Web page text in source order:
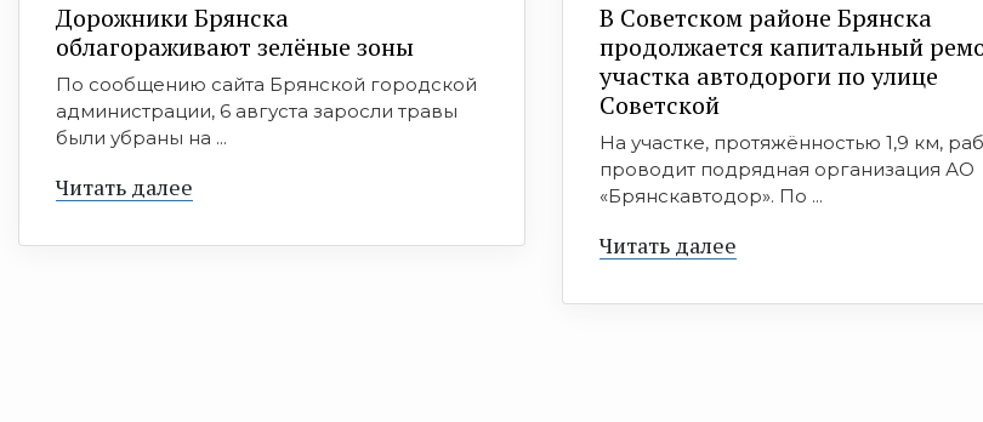
Дорожники Брянска
облагораживают зелёные зоны
По сообщению сайта Брянской городской
администрации, 6 августа заросли травы
были убраны на ...
Читать далее
В Советском районе Брянска
продолжается капитальный
участка автодороги по улице
Советской
На участке, протяжённостью 1,9 км,
проводит подрядная организация АО
«Брянскавтодор». По ...
Читать далее